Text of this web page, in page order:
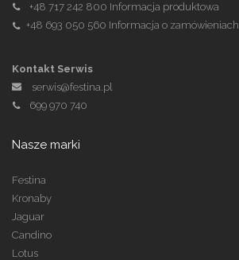
+48 717 242 800 Informacja produktowa
+48 693 050 560 Informacja o zamówieniach
Kontakt Serwis
serwis@festina.pl
699 970 740
Nasze marki
Festina
Kronaby
Jaguar
Candino
Lotus